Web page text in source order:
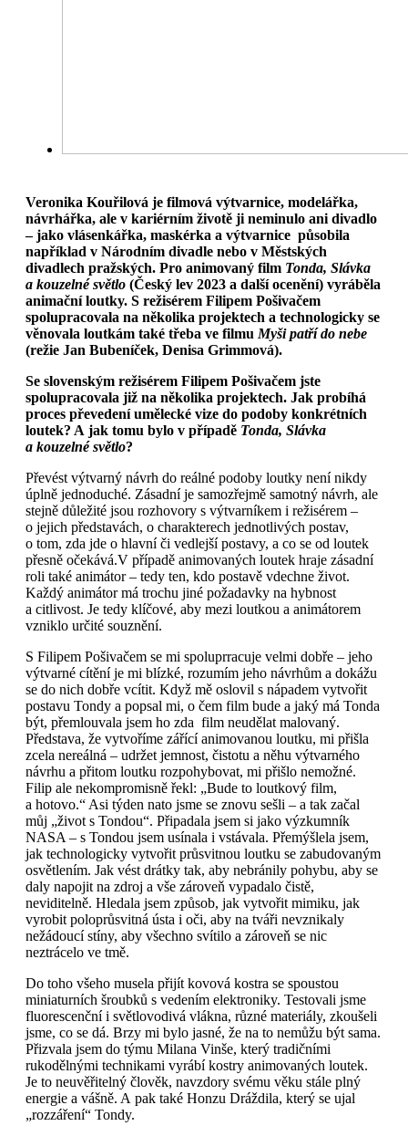
Veronika Kouřilová je filmová výtvarnice, modelářka,
návrhářka, ale v kariérním životě ji neminulo ani divadlo
– jako vlásenkářka, maskérka a výtvarnice působila
například v Národním divadle nebo v Městských
divadlech pražských. Pro animovaný film Tonda, Slávka
a kouzelné světlo(Český lev 2023 a další ocenění) vyráběla
animační loutky. S režisérem Filipem Pošivačem
spolupracovala na několika projektech a technologicky se
věnovala loutkám také třeba ve filmu Myši patří do nebe
(režie Jan Bubeníček, Denisa Grimmová).
Se slovenským režisérem Filipem Pošivačem jste
spolupracovala již na několika projektech. Jak probíhá
proces převedení umělecké vize do podoby konkrétních
loutek? A jak tomu bylo v případě Tonda, Slávka
a kouzelné světlo?
Převést výtvarný návrh do reálné podoby loutky není nikdy
úplně jednoduché. Zásadní je samozřejmě samotný návrh, ale
stejně důležité jsou rozhovory s výtvarníkem i režisérem –
o jejich představách, o charakterech jednotlivých postav,
o tom, zda jde o hlavní či vedlejší postavy, a co se od loutek
přesně očekává.V případě animovaných loutek hraje zásadní
roli také animátor – tedy ten, kdo postavě vdechne život.
Každý animátor má trochu jiné požadavky na hybnost
a citlivost. Je tedy klíčové, aby mezi loutkou a animátorem
vzniklo určité souznění.
S Filipem Pošivačem se mi spoluprracuje velmi dobře – jeho
výtvarné cítění je mi blízké, rozumím jeho návrhům a dokážu
se do nich dobře vcítit. Když mě oslovil s nápadem vytvořit
postavu Tondy a popsal mi, o čem film bude a jaký má Tonda
být, přemlouvala jsem ho zda film neudělat malovaný.
Představa, že vytvoříme zářící animovanou loutku, mi přišla
zcela nereálná – udržet jemnost, čistotu a něhu výtvarného
návrhu a přitom loutku rozpohybovat, mi přišlo nemožné.
Filip ale nekompromisně řekl: „Bude to loutkový film,
a hotovo.“ Asi týden nato jsme se znovu sešli – a tak začal
můj „život s Tondou“. Připadala jsem si jako výzkumník
NASA – s Tondou jsem usínala i vstávala. Přemýšlela jsem,
jak technologicky vytvořit průsvitnou loutku se zabudovaným
osvětlením. Jak vést drátky tak, aby nebránily pohybu, aby se
daly napojit na zdroj a vše zároveň vypadalo čistě,
neviditelně. Hledala jsem způsob, jak vytvořit mimiku, jak
vyrobit poloprůsvitná ústa i oči, aby na tváři nevznikaly
nežádoucí stíny, aby všechno svítilo a zároveň se nic
neztrácelo ve tmě.
Do toho všeho musela přijít kovová kostra se spoustou
miniaturních šroubků s vedením elektroniky. Testovali jsme
fluorescenční i světlovodivá vlákna, různé materiály, zkoušeli
jsme, co se dá. Brzy mi bylo jasné, že na to nemůžu být sama.
Přizvala jsem do týmu Milana Vinše, který tradičními
rukodělnými technikami vyrábí kostry animovaných loutek.
Je to neuvěřitelný člověk, navzdory svému věku stále plný
energie a vášně. A pak také Honzu Dráždila, který se ujal
„rozzáření“ Tondy.